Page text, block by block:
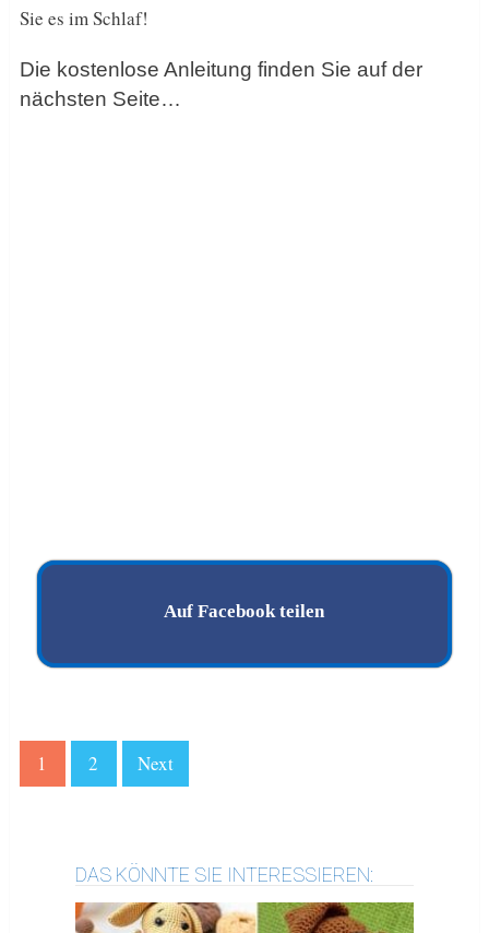
Sie es im Schlaf!
Die kostenlose Anleitung finden Sie auf der
nächsten Seite…
Auf Facebook teilen
1 2 Next
DAS KÖNNTE SIE INTERESSIEREN: